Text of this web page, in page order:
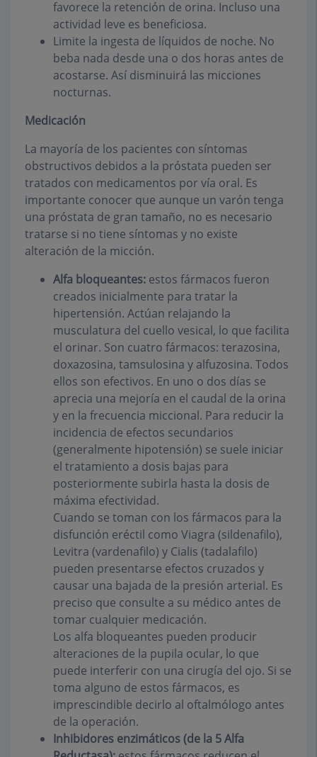
favorece la retención de orina. Incluso una
actividad leve es beneficiosa.
Limite la ingesta de líquidos de noche. No
beba nada desde una o dos horas antes de
acostarse. Así disminuirá las micciones
nocturnas.
Medicación
La mayoría de los pacientes con síntomas
obstructivos debidos a la próstata pueden ser
tratados con medicamentos por vía oral. Es
importante conocer que aunque un varón tenga
una próstata de gran tamaño, no es necesario
tratarse si no tiene síntomas y no existe
alteración de la micción.
Alfa bloqueantes: estos fármacos fueron
creados inicialmente para tratar la
hipertensión. Actúan relajando la
musculatura del cuello vesical, lo que facilita
el orinar. Son cuatro fármacos: terazosina,
doxazosina, tamsulosina y alfuzosina. Todos
ellos son efectivos. En uno o dos días se
aprecia una mejoría en el caudal de la orina
y en la frecuencia miccional. Para reducir la
incidencia de efectos secundarios
(generalmente hipotensión) se suele iniciar
el tratamiento a dosis bajas para
posteriormente subirla hasta la dosis de
máxima efectividad.
Cuando se toman con los fármacos para la
disfunción eréctil como Viagra (sildenafilo),
Levitra (vardenafilo) y Cialis (tadalafilo)
pueden presentarse efectos cruzados y
causar una bajada de la presión arterial. Es
preciso que consulte a su médico antes de
tomar cualquier medicación.
Los alfa bloqueantes pueden producir
alteraciones de la pupila ocular, lo que
puede interferir con una cirugía del ojo. Si se
toma alguno de estos fármacos, es
imprescindible decirlo al oftalmólogo antes
de la operación.
Inhibidores enzimáticos (de la 5 Alfa